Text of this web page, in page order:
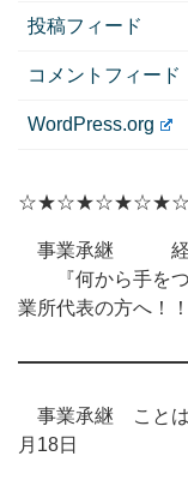
投稿フィード
コメントフィード
WordPress.org
事業承継 経営
『何から手をつ
業所代表の方へ！！
事業承継 こと
月18日
日本経